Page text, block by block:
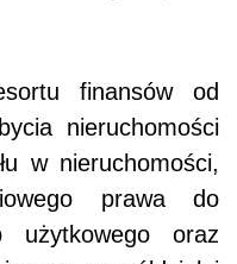
finansów od
nieruchomości
w nieruchomości,
prawa do
użytkowego oraz